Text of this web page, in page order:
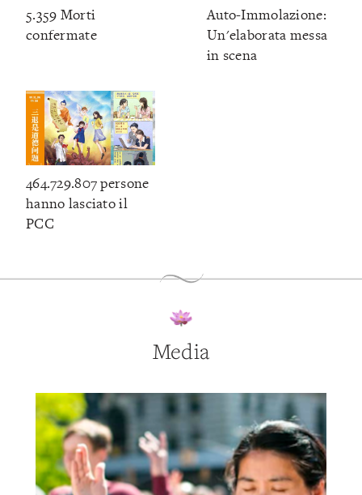
5.359 Morti
confermate
Auto-Immolazione:
Un'elaborata messa
in scena
464.729.807 persone
hanno lasciato il
PCC
Media